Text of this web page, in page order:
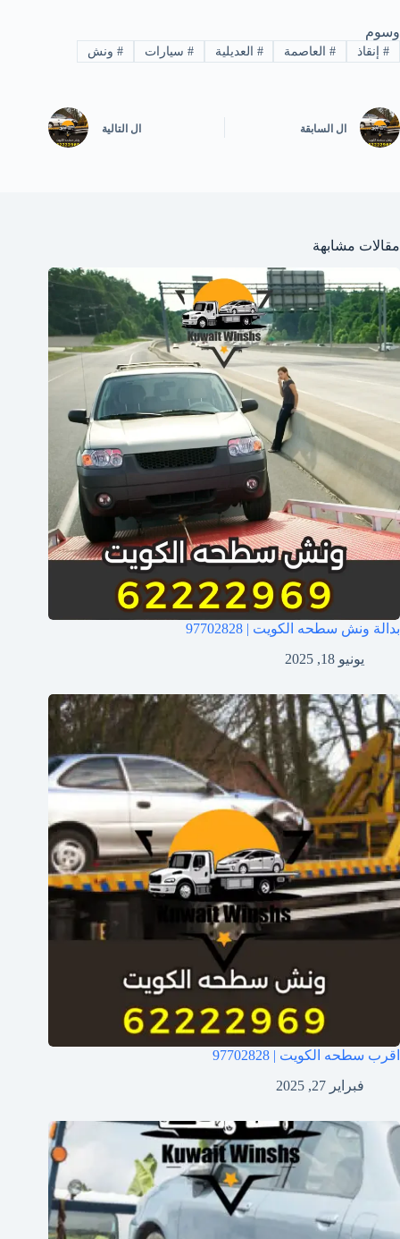
وسوم
#إنقاذ #العاصمة # العديلية # سيارات # ونش
ال السابقة ال التالية
مقالات مشابهة
بدالة ونش سطحه الكويت | 97702828
يونيو 18, 2025
اقرب سطحه الكويت | 97702828
فبراير 27, 2025